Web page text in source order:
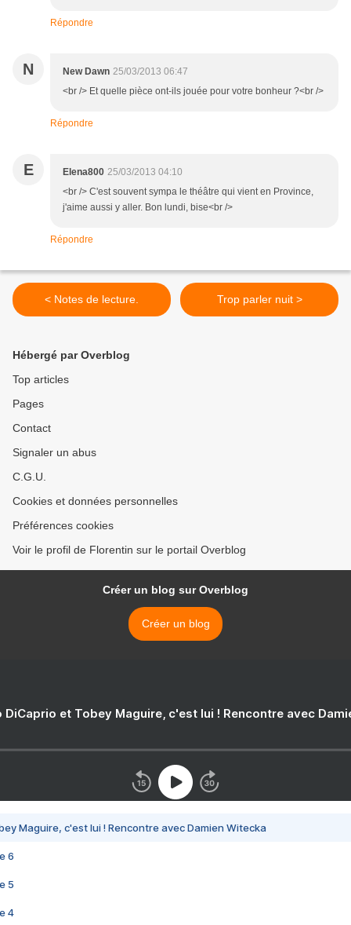
Répondre
N New Dawn 25/03/2013 06:47
<br /> Et quelle pièce ont-ils jouée pour votre bonheur ?<br />
Répondre
E Elena800 25/03/2013 04:10
<br /> C'est souvent sympa le théâtre qui vient en Province,
j'aime aussi y aller. Bon lundi, bise<br />
Répondre
< Notes de lecture. Trop parler nuit >
Hébergé par Overblog
Top articles
Pages
Contact
Signaler un abus
C.G.U.
Cookies et données personnelles
Préférences cookies
Voir le profil de Florentin sur le portail Overblog
Créer un blog sur Overblog
Créer un blog
DiCaprio et Tobey Maguire, c'est lui ! Rencontre avec
Maguire, c'est lui ! Rencontre avec Damien Witecka
6
5
4